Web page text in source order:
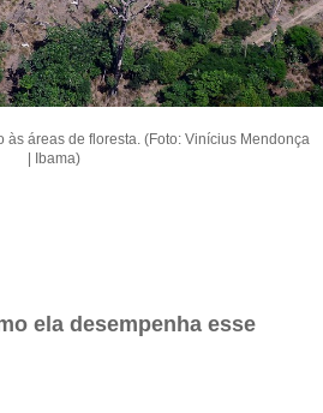
às áreas de floresta. (Foto: Vinícius Mendonça
| Ibama)
ela desempenha esse